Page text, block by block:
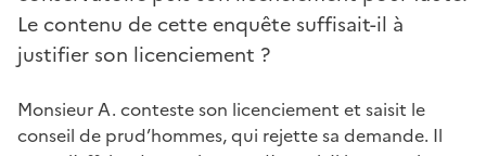
Le contenu de cette enquête suffisait-il à
justifier son licenciement ?
Monsieur A. conteste son licenciement et saisit le
conseil de prud’hommes, qui rejette sa demande. Il